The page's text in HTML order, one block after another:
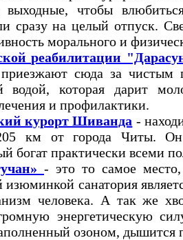
чтобы
сразу на целый отпуск.
морального и
реабилитации
сюда за
водой, которая дарит
и профилактики.
курорт Шиванда -
км от города Читы. Он
богат практически всеми
- это то самое
изюминкой санатория
человека. А так же
энергетическую
озоном,